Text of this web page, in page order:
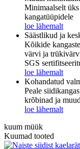
Minimaalselt
kangatüüpidele
loe lähemalt
Säästlikud ja
Kõikide
värvi ja
SGS
loe lähemalt
Kohandatud
Peale
krõbinad ja
loe lähemalt
kuum müük
Kuumad tooted